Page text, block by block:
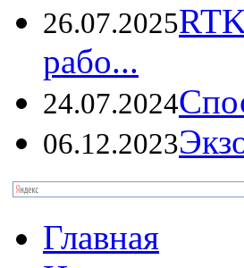
26.07.2025
рабо...
24.07.2024
06.12.2023
Главная